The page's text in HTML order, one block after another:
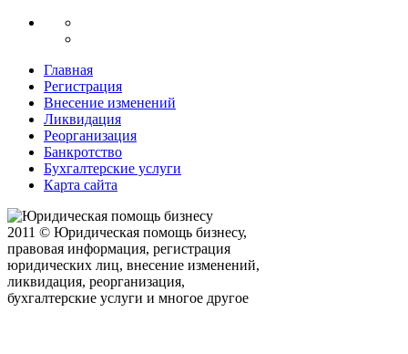
Главная
Регистрация
Внесение изменений
Ликвидация
Реорганизация
Банкротство
Бухгалтерские услуги
Карта сайта
2011 © Юридическая помощь бизнесу,
правовая информация, регистрация
юридических лиц, внесение изменений,
ликвидация, реорганизация,
бухгалтерские услуги и многое другое